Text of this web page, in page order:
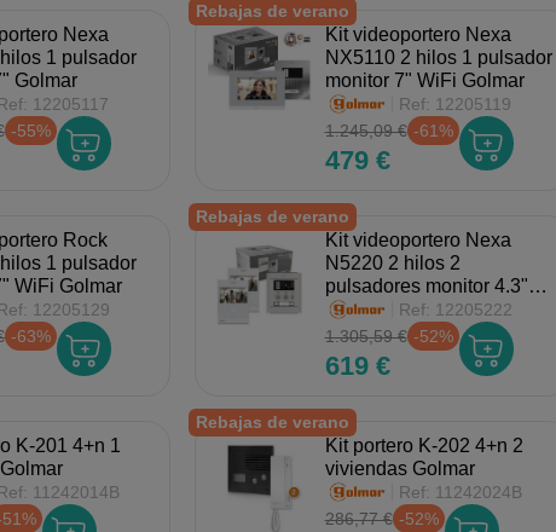
Nexa
1 pulsador
Golmar
12205117
-55%
Rebajas de verano
Kit videoportero Nexa
NX5110 2 hilos 1 pulsador
monitor 7" WiFi Golmar
Ref: 12205119
1.245,09 € -61%
479 €
Rock
1 pulsador
WiFi Golmar
12205129
-63%
Rebajas de verano
Kit videoportero Nexa
N5220 2 hilos 2
pulsadores monitor 4.3"
Golmar
Ref: 12205222
1.305,59 € -52%
619 €
K-201 4+n 1
11242014B
Rebajas de verano
Kit portero K-202 4+n 2
viviendas Golmar
Ref: 11242024B
286,77 € -52%